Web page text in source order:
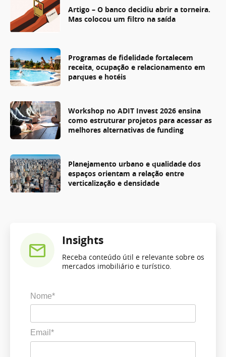
Artigo – O banco decidiu abrir a torneira.
Mas colocou um filtro na saída
Programas de fidelidade fortalecem
receita, ocupação e relacionamento em
parques e hotéis
Workshop no ADIT Invest 2026 ensina
como estruturar projetos para acessar as
melhores alternativas de funding
Planejamento urbano e qualidade dos
espaços orientam a relação entre
verticalização e densidade
Insights
Receba conteúdo útil e relevante sobre os
mercados imobiliário e turístico.
Nome*
Email*